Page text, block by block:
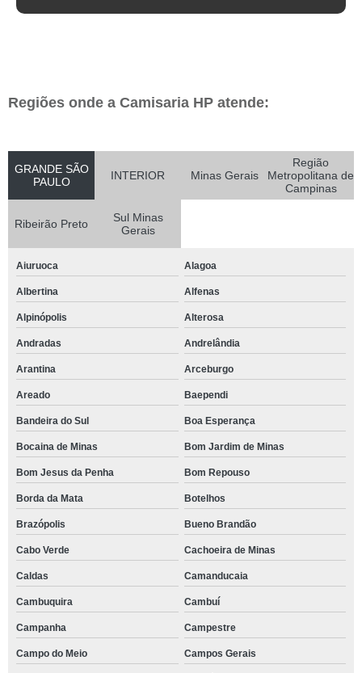
Regiões onde a Camisaria HP atende:
GRANDE SÃO
PAULO
INTERIOR Minas Gerais
Região
Metropolitana de
Campinas
Ribeirão Preto
Sul Minas
Gerais
Aiuruoca Alagoa
Albertina Alfenas
Alpinópolis Alterosa
Andradas Andrelândia
Arantina Arceburgo
Areado Baependi
Bandeira do Sul Boa Esperança
Bocaina de Minas Bom Jardim de Minas
Bom Jesus da Penha Bom Repouso
Borda da Mata Botelhos
Brazópolis Bueno Brandão
Cabo Verde Cachoeira de Minas
Caldas Camanducaia
Cambuquira Cambuí
Campanha Campestre
Campo do Meio Campos Gerais